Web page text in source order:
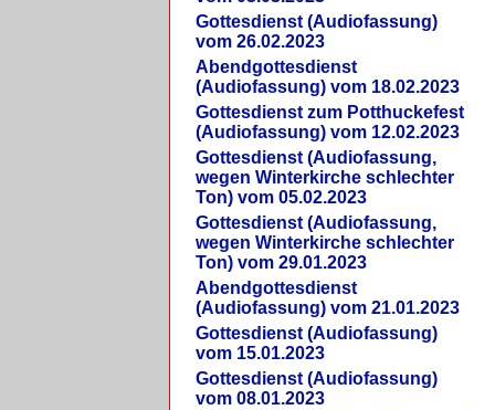
Gottesdienst (Audiofassung)
vom 26.02.2023
Abendgottesdienst
(Audiofassung) vom 18.02.2023
Gottesdienst zum Potthuckefest
(Audiofassung) vom 12.02.2023
Gottesdienst (Audiofassung,
wegen Winterkirche schlechter
Ton) vom 05.02.2023
Gottesdienst (Audiofassung,
wegen Winterkirche schlechter
Ton) vom 29.01.2023
Abendgottesdienst
(Audiofassung) vom 21.01.2023
Gottesdienst (Audiofassung)
vom 15.01.2023
Gottesdienst (Audiofassung)
vom 08.01.2023